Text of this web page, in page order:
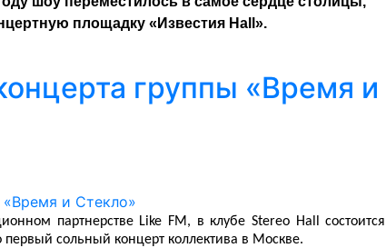
площадку «Известия Hall».
группы «Время и
партнерстве Like FM, в клубе Stereo Hall состоится
сольный концерт коллектива в Москве.